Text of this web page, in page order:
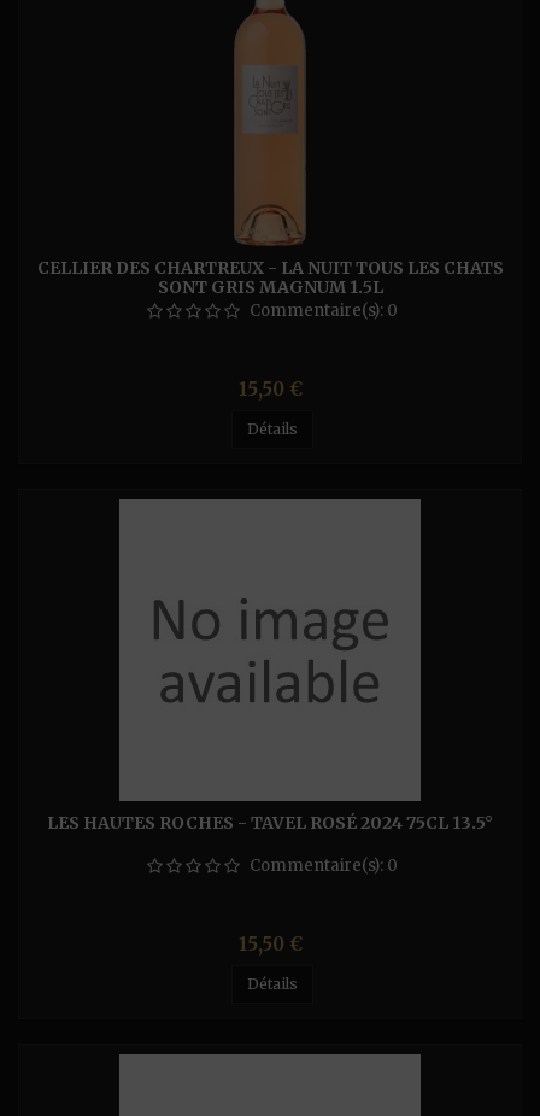
CELLIER DES CHARTREUX - LA NUIT TOUS LES CHATS
SONT GRIS MAGNUM 1.5L
Commentaire(s): 0
Prix
15,50 €
Détails
LES HAUTES ROCHES - TAVEL ROSÉ 2024 75CL 13.5°
Commentaire(s): 0
Prix
15,50 €
Détails